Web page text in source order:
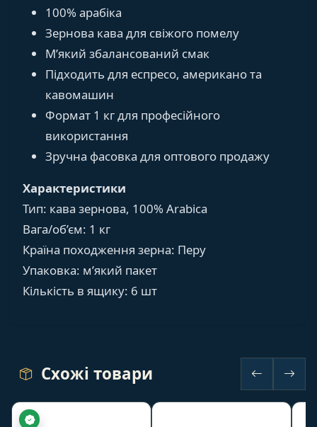
100% арабіка
Зернова кава для свіжого помелу
М’який збалансований смак
Підходить для еспресо, американо та
кавомашин
Формат 1 кг для професійного
використання
Зручна фасовка для оптового продажу
Характеристики
Тип: кава зернова, 100% Arabica
Вага/об’єм: 1 кг
Країна походження зерна: Перу
Упаковка: м’який пакет
Кількість в ящику: 6 шт
Схожі товари